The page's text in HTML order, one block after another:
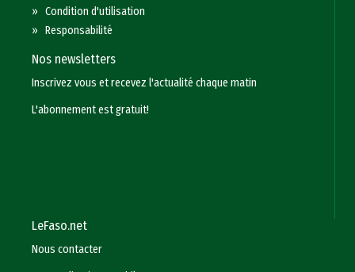
»Condition d'utilisation
»Responsabilité
Nos newsletters
Inscrivez vous et recevez l'actualité chaque matin
L'abonnement est gratuit!
LeFaso.net
Nous contacter